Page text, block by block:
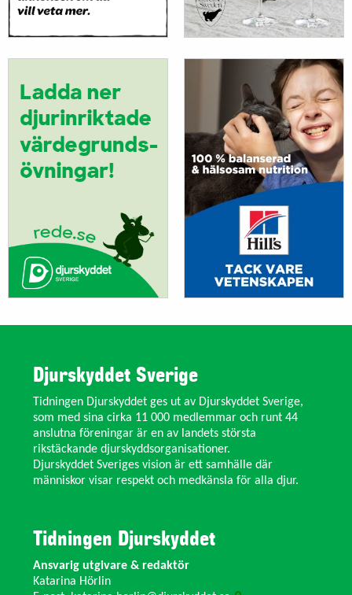
Djurskyddet Sverige
Tidningen Djurskyddet ges ut av Djurskyddet Sverige,
som med sina cirka 11 000 medlemmar och runt 44
anslutna föreningar är en av landets största
rikstäckande djurskyddsorganisationer.
Djurskyddet Sveriges vision är ett samhälle där
människor visar respekt och medkänsla för alla djur.
Tidningen Djurskyddet
Ansvarig utgivare & redaktör
Katarina Hörlin